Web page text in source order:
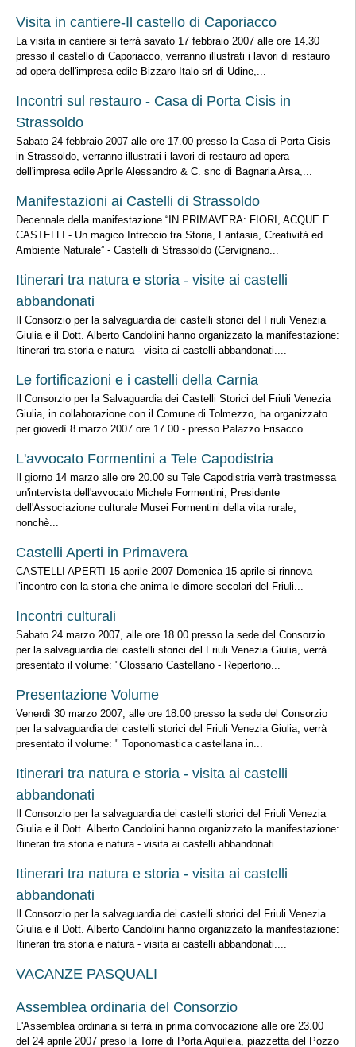
Visita in cantiere-Il castello di Caporiacco
La visita in cantiere si terrà savato 17 febbraio 2007 alle ore 14.30
presso il castello di Caporiacco, verranno illustrati i lavori di restauro
ad opera dell'impresa edile Bizzaro Italo srl di Udine,...
Incontri sul restauro - Casa di Porta Cisis in
Strassoldo
Sabato 24 febbraio 2007 alle ore 17.00 presso la Casa di Porta Cisis
in Strassoldo, verranno illustrati i lavori di restauro ad opera
dell'impresa edile Aprile Alessandro & C. snc di Bagnaria Arsa,...
Manifestazioni ai Castelli di Strassoldo
Decennale della manifestazione “IN PRIMAVERA: FIORI, ACQUE E
CASTELLI - Un magico Intreccio tra Storia, Fantasia, Creatività ed
Ambiente Naturale” - Castelli di Strassoldo (Cervignano...
Itinerari tra natura e storia - visite ai castelli
abbandonati
Il Consorzio per la salvaguardia dei castelli storici del Friuli Venezia
Giulia e il Dott. Alberto Candolini hanno organizzato la manifestazione:
Itinerari tra storia e natura - visita ai castelli abbandonati....
Le fortificazioni e i castelli della Carnia
Il Consorzio per la Salvaguardia dei Castelli Storici del Friuli Venezia
Giulia, in collaborazione con il Comune di Tolmezzo, ha organizzato
per giovedì 8 marzo 2007 ore 17.00 - presso Palazzo Frisacco...
L'avvocato Formentini a Tele Capodistria
Il giorno 14 marzo alle ore 20.00 su Tele Capodistria verrà trastmessa
un'intervista dell'avvocato Michele Formentini, Presidente
dell'Associazione culturale Musei Formentini della vita rurale,
nonchè...
Castelli Aperti in Primavera
CASTELLI APERTI 15 aprile 2007 Domenica 15 aprile si rinnova
l’incontro con la storia che anima le dimore secolari del Friuli...
Incontri culturali
Sabato 24 marzo 2007, alle ore 18.00 presso la sede del Consorzio
per la salvaguardia dei castelli storici del Friuli Venezia Giulia, verrà
presentato il volume: "Glossario Castellano - Repertorio...
Presentazione Volume
Venerdì 30 marzo 2007, alle ore 18.00 presso la sede del Consorzio
per la salvaguardia dei castelli storici del Friuli Venezia Giulia, verrà
presentato il volume: " Toponomastica castellana in...
Itinerari tra natura e storia - visita ai castelli
abbandonati
Il Consorzio per la salvaguardia dei castelli storici del Friuli Venezia
Giulia e il Dott. Alberto Candolini hanno organizzato la manifestazione:
Itinerari tra storia e natura - visita ai castelli abbandonati....
Itinerari tra natura e storia - visita ai castelli
abbandonati
Il Consorzio per la salvaguardia dei castelli storici del Friuli Venezia
Giulia e il Dott. Alberto Candolini hanno organizzato la manifestazione:
Itinerari tra storia e natura - visita ai castelli abbandonati....
VACANZE PASQUALI
Assemblea ordinaria del Consorzio
L'Assemblea ordinaria si terrà in prima convocazione alle ore 23.00
del 24 aprile 2007 preso la Torre di Porta Aquileia, piazzetta del Pozzo